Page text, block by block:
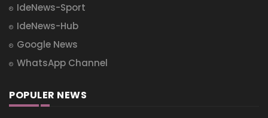
IdeNews-Sport
IdeNews-Hub
Google News
WhatsApp Channel
POPULER NEWS